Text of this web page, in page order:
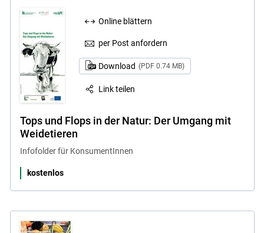
Online blättern
per Post anfordern
Download (PDF 0.74 MB)
Link teilen
Tops und Flops in der Natur: Der Umgang mit
Weidetieren
Infofolder für KonsumentInnen
kostenlos